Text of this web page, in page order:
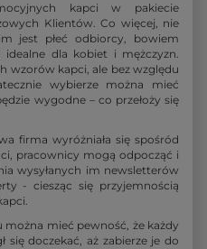
kapci w pakiecie
Klientów. Co więcej, nie
jest płeć odbiorcy, bowiem
idealne dla kobiet i mężczyzn.
wzorów kapci, ale bez względu
wybierze można mieć
wygodne – co przełoży się
firma wyróżniała się spośród
pracownicy mogą odpocząć i
wysyłanych im newsletterów
- ciesząc się przyjemnością
mieć pewność, że każdy
się doczekać, aż zabierze je do